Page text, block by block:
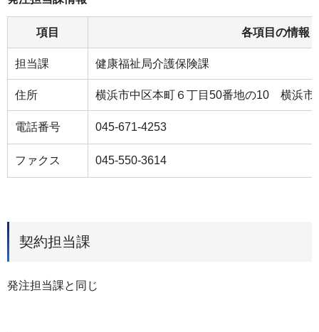
項目 各項目の情報
担当課 健康福祉局介護保険課
住所 横浜市中区本町６丁目50番地の10 横浜市
電話番号 045-671-4253
ファクス 045-550-3614
契約担当課
発注担当課と同じ